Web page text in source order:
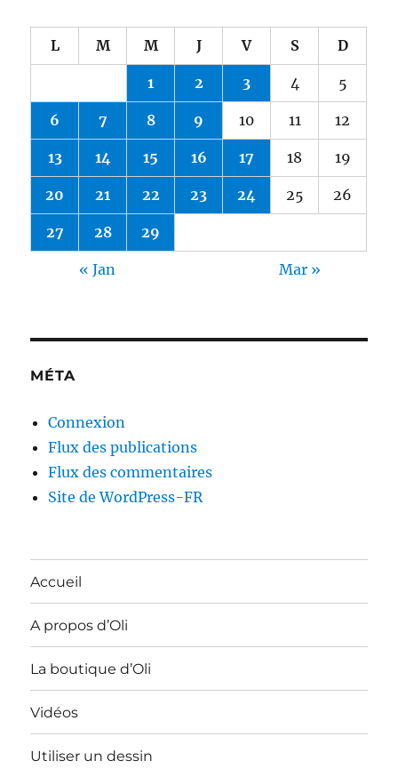
L M M J V S D
1 2 3 4 5
6 7 8 9 10 11 12
13 14 15 16 17 18 19
20 21 22 23 24 25 26
27 28 29
« Jan Mar »
MÉTA
Connexion
Flux des publications
Flux des commentaires
Site de WordPress-FR
Accueil
A propos d’Oli
La boutique d’Oli
Vidéos
Utiliser un dessin